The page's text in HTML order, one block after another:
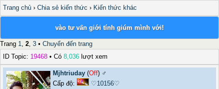
Trang chủ › Chia sẻ kiến thức › Kiến thức khác
vào tư vấn giới tính giúm mình với!
Trang 1, 2, 3 • Chuyển đến trang
ID Topic: 19468 • Có 8,036 lượt xem
Mjhtriuday (Off) ♂️
Cấp độ:
♡10156♡